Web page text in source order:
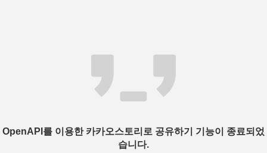
OpenAPI를 이용한 카카오스토리로 공유하기 기능이 종료되었
습니다.